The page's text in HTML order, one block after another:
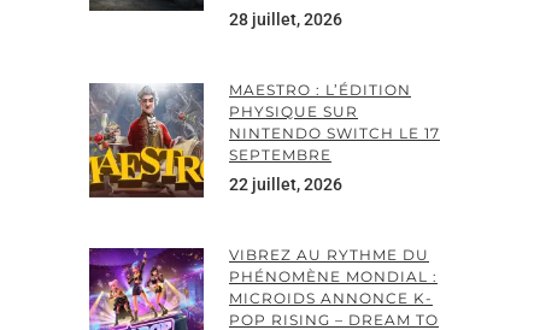
28 juillet, 2026
MAESTRO : L’ÉDITION
PHYSIQUE SUR
NINTENDO SWITCH LE 17
SEPTEMBRE
22 juillet, 2026
VIBREZ AU RYTHME DU
PHÉNOMÈNE MONDIAL :
MICROIDS ANNONCE K-
POP RISING – DREAM TO